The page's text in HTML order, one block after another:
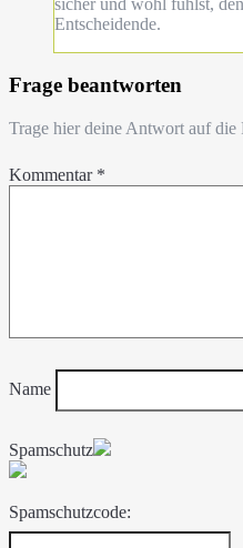
Entscheidende.
Frage beantworten
Trage hier deine Antwort auf die
Kommentar *
Name
Spamschutz
Spamschutzcode: